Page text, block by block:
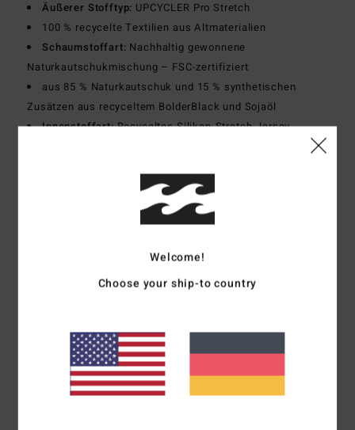
Äußerer Stofftyp: UPCYCLER Pro Stretch
100 % recycelte Textilien aus Altmaterialien
Schaumstoffart: Nachhaltig gewonnene
Naturkautschukmischung – FSC-zertifiziert
aus 85 % Naturkautschuk und 15 % synthetischen
Zusätzen aus recyceltem BolderBlack und Sojaöl
Innenstoffart:Recyceltes Silikon-Stretch-Jersey
Reißverschluss vorne
B-Lock-Superflex-Naht
Kundenbewertungen
Welcome!
Choose your ship-to country